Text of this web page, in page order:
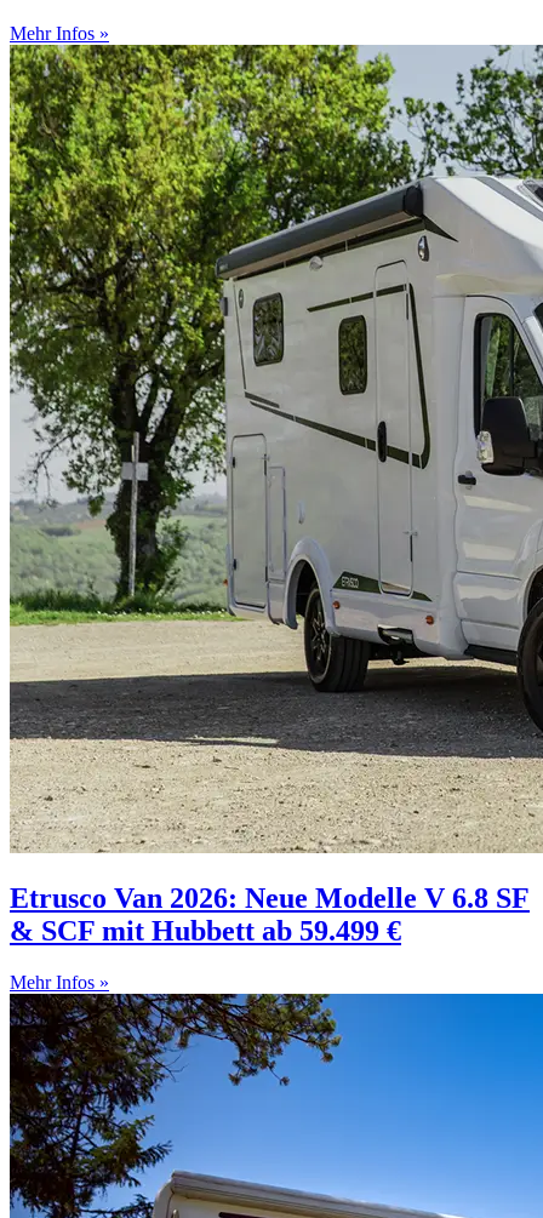
Mehr Infos »
Etrusco Van 2026: Neue Modelle V 6.8 SF
& SCF mit Hubbett ab 59.499 €
Mehr Infos »